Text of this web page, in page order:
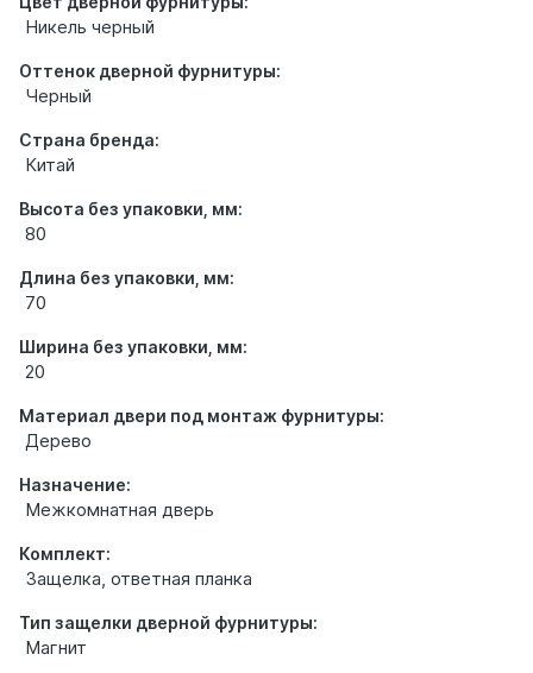
Никель черный
Оттенок дверной фурнитуры:
Черный
Страна бренда:
Китай
Высота без упаковки, мм:
80
Длина без упаковки, мм:
70
Ширина без упаковки, мм:
20
Материал двери под монтаж фурнитуры:
Дерево
Назначение:
Межкомнатная дверь
Комплект:
Защелка, ответная планка
Тип защелки дверной фурнитуры:
Магнит